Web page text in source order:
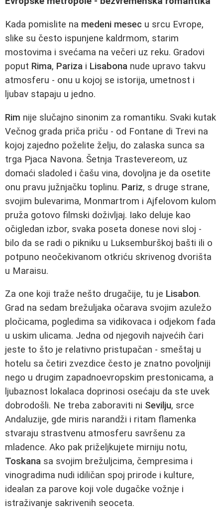
Kada pomislite na medeni mesec u srcu Evrope,
slike su često ispunjene kaldrmom, starim
mostovima i svećama na večeri uz reku. Gradovi
poput Rima, Pariza i Lisabona nude upravo takvu
atmosferu - onu u kojoj se istorija, umetnost i
ljubav stapaju u jedno.
Rim nije slučajno sinonim za romantiku. Svaki kutak
Večnog grada priča priču - od Fontane di Trevi na
kojoj zajedno poželite želju, do zalaska sunca sa
trga Pjaca Navona. Šetnja Trastevereom, uz
domaći sladoled i čašu vina, dovoljna je da osetite
onu pravu južnjačku toplinu. Pariz, s druge strane,
svojim bulevarima, Monmartrom i Ajfelovom kulom
pruža gotovo filmski doživljaj. Iako deluje kao
očigledan izbor, svaka poseta donese novi sloj -
bilo da se radi o pikniku u Luksemburškoj bašti ili o
potpuno neočekivanom otkriću skrivenog dvorišta
u Maraisu.
Za one koji traže nešto drugačije, tu je Lisabon.
Grad na sedam brežuljaka očarava svojim azuležo
pločicama, pogledima sa vidikovaca i odjekom fada
u uskim ulicama. Jedna od njegovih najvećih čari
jeste to što je relativno pristupačan - smeštaj u
hotelu sa četiri zvezdice često je znatno povoljniji
nego u drugim zapadnoevropskim prestonicama, a
ljubaznost lokalaca doprinosi osećaju da ste uvek
dobrodošli. Ne treba zaboraviti ni Sevilju, srce
Andaluzije, gde miris narandži i ritam flamenka
stvaraju strastvenu atmosferu savršenu za
mladence. Ako pak priželjkujete mirniju notu,
Toskana sa svojim brežuljcima, čempresima i
vinogradima nudi idiličan spoj prirode i kulture,
idealan za parove koji vole dugačke vožnje i
istraživanje sakrivenih seoceta.